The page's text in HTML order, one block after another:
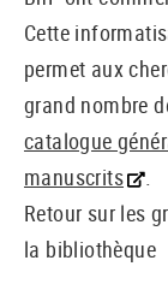
Cette
permet aux
grand nombre
catalogue
manuscrits
.
Retour sur les
la bibliothèque